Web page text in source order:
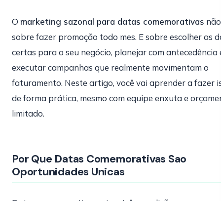
O marketing sazonal para datas comemorativas
sobre fazer promoção todo mes. E sobre escolher as
certas para o seu negócio, planejar com antecedência
executar campanhas que realmente movimentam o
faturamento. Neste artigo, você vai aprender a fazer
de forma prática, mesmo com equipe enxuta e
limitado.
Por Que Datas Comemorativas Sao
Oportunidades Unicas